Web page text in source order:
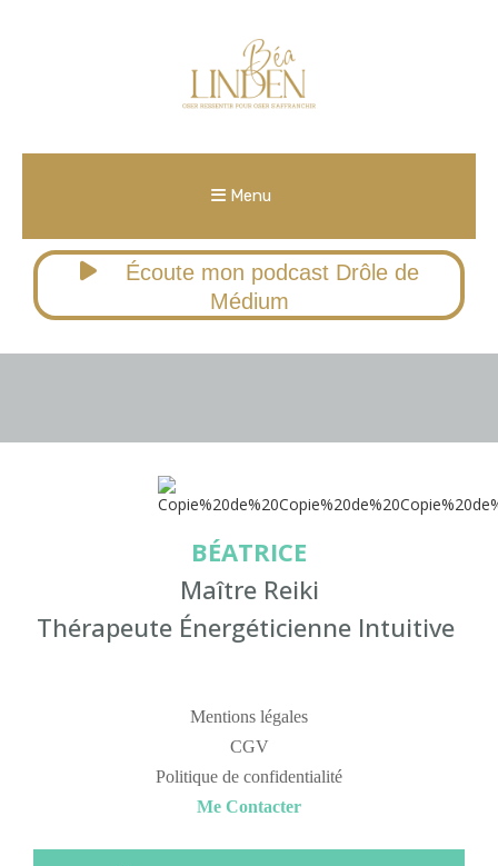
Menu
Écoute mon podcast Drôle de
Médium
BÉATRICE
Maître Reiki
Thérapeute Énergéticienne Intuitive
Mentions légales
CGV
Politique de confidentialité
Me Contacter